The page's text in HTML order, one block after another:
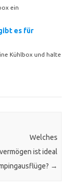
ein
es für
Kühlbox und halte
Welches
ist ideal
→